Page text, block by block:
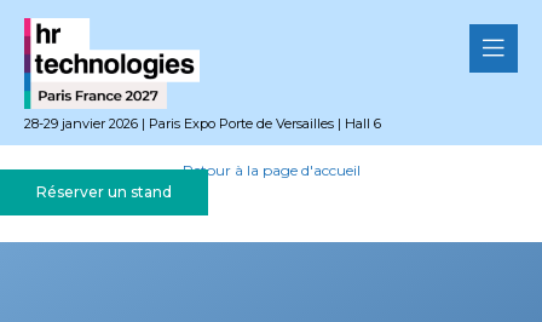
28-29 janvier 2026 | Paris Expo Porte de Versailles | Hall 6
Réserver un stand
Vos coordonnées ont été enregistrées.
Retour à la page d'accueil